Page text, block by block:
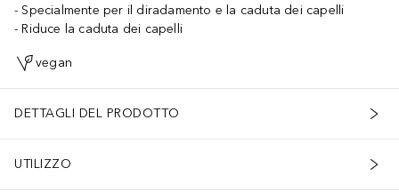
Specialmente per il diradamento e la caduta dei capelli
Riduce la caduta dei capelli
vegan
DETTAGLI DEL PRODOTTO
UTILIZZO